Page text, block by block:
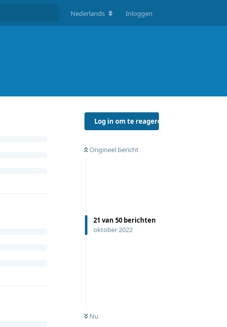
Nederlands Inloggen
Log in om te reageren
Origineel bericht
21 van 50 berichten
oktober 2022
Nu